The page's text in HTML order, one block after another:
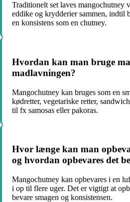
Traditionelt set laves mangochutney
eddike og krydderier sammen, indtil
en konsistens som en chutney.
Hvordan kan man bruge
madlavningen?
Mangochutney kan bruges som en
kødretter, vegetariske retter,
til fx samosas eller pakoras.
Hvor længe kan man
og hvordan opbevares det
Mangochutney kan opbevares i en
i op til flere uger. Det er vigtigt at
bevare smagen og konsistensen.